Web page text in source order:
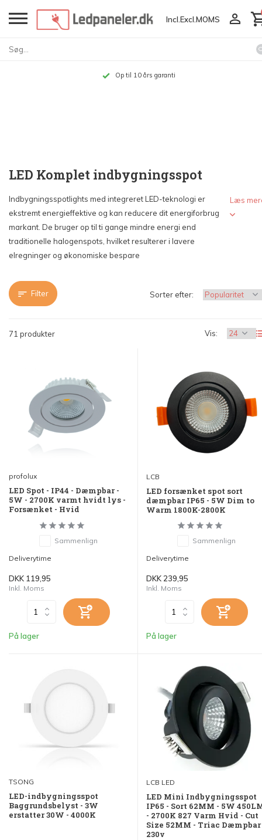
Incl. Excl. MOMS
Op til 10 års garanti
LED Komplet indbygningsspot
Indbygningsspotlights med integreret LED-teknologi er
ekstremt energieffektive og kan reducere dit energiforbrug
markant. De bruger op til ti gange mindre energi end
traditionelle halogenspots, hvilket resulterer i lavere
elregninger og økonomiske bespare
Læs
Filter
71 produkter Vis:
Sorter efter:
profolux
LED Spot - IP44 - Dæmpbar -
5W - 2700K varmt hvidt lys -
Forsænket - Hvid
Sammenlign
Deliverytime
DKK 119,95
Inkl. Moms
På lager
LCB
LED forsænket spot sort
dæmpbar IP65 - 5W Dim to
Warm 1800K-2800K
Sammenlign
Deliverytime
DKK 239,95
Inkl. Moms
På lager
TSONG
LED-indbygningsspot
Baggrundsbelyst - 3W
erstatter 30W - 4000K
LCB LED
LED Mini Indbygningsspot
IP65 - Sort 62MM - 5W
- 2700K 827 Varm Hvid - Cut
Size 52MM - Triac Dæmpbar
230v